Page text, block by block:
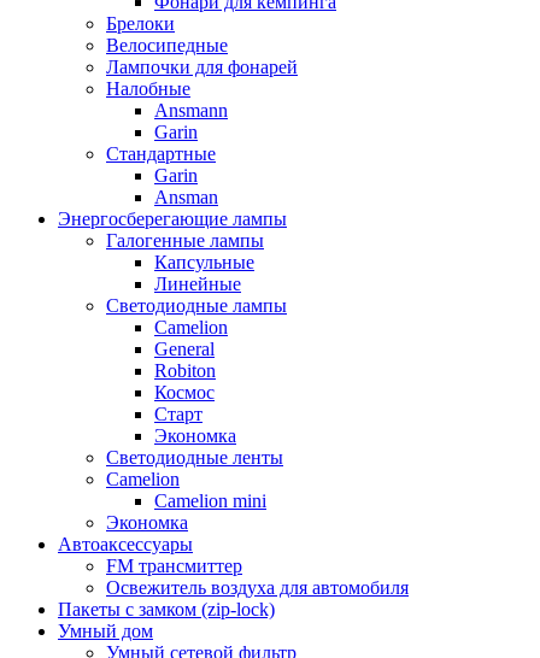
Брелоки
Велосипедные
Лампочки для фонарей
Налобные
Ansmann
Garin
Стандартные
Garin
Ansman
Энергосберегающие лампы
Галогенные лампы
Капсульные
Линейные
Светодиодные лампы
Camelion
General
Robiton
Космос
Старт
Экономка
Светодиодные ленты
Camelion
Camelion mini
Экономка
Автоаксессуары
FM трансмиттер
Освежитель воздуха для автомобиля
Пакеты с замком (zip-lock)
Умный дом
Умный сетевой фильтр